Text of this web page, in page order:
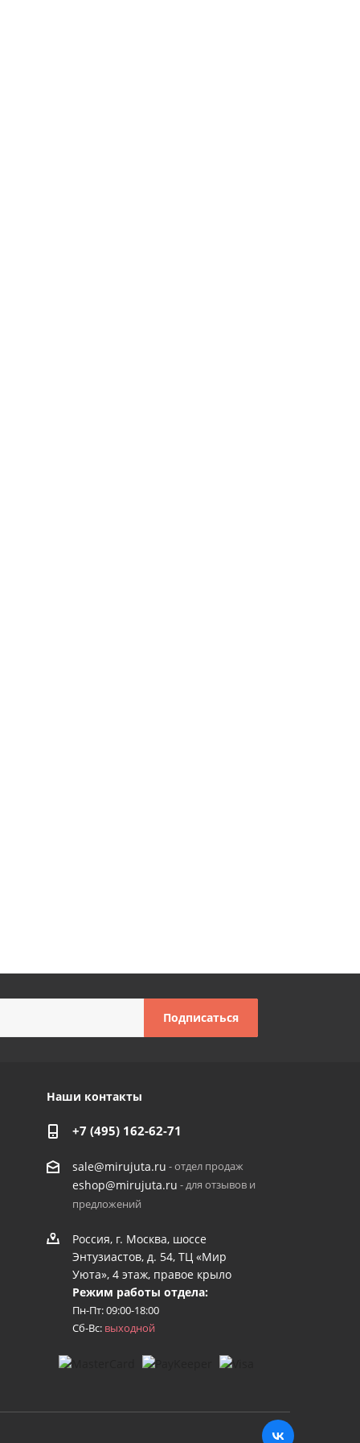
Наши контакты
+7 (495) 162-62-71
sale@mirujuta.ru - отдел продаж
eshop@mirujuta.ru - для отзывов и
предложений
Россия, г. Москва, шоссе
Энтузиастов, д. 54, ТЦ «Мир
Уюта», 4 этаж, правое крыло
Режим работы отдела:
Пн-Пт: 09:00-18:00
Сб-Вс: выходной